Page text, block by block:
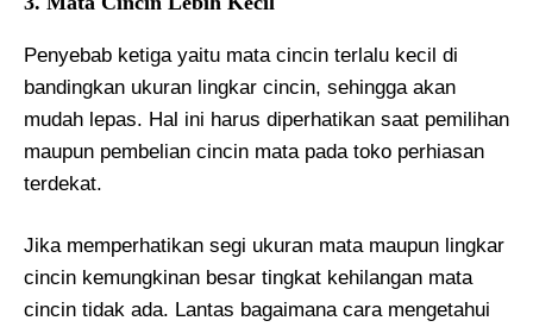
Penyebab ketiga yaitu mata cincin terlalu kecil di
bandingkan ukuran lingkar cincin, sehingga akan
mudah lepas. Hal ini harus diperhatikan saat pemilihan
maupun pembelian cincin mata pada toko perhiasan
terdekat.
Jika memperhatikan segi ukuran mata maupun lingkar
cincin kemungkinan besar tingkat kehilangan mata
cincin tidak ada. Lantas bagaimana cara mengetahui